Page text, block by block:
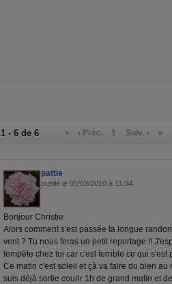
1 - 6 de 6 « ‹ Préc. 1 Suiv. › »
pattie
publié le 01/03/2010 à 11:34
Bonjour Christie
Alors comment s'est passée ta longue
vent ? Tu nous feras un petit reportage !!
tempête chez toi car c'est terrible ce qui s'est
Ce matin c'est soleil et çà va faire du bien
suis déjà sortie courir 1h de grand matin et